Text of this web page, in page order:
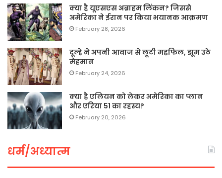
क्या है यूएसएस अब्राहम लिंकन? जिससे
अमेरिका ने ईरान पर किया भयानक आक्रमण
February 28, 2026
दूल्हे ने अपनी आवाज से लूटी महफिल, झूम उठे
मेहमान
February 24, 2026
क्या है एलियन को लेकर अमेरिका का प्लान
और एरिया 51 का रहस्य?
February 20, 2026
धर्म/अध्यात्म